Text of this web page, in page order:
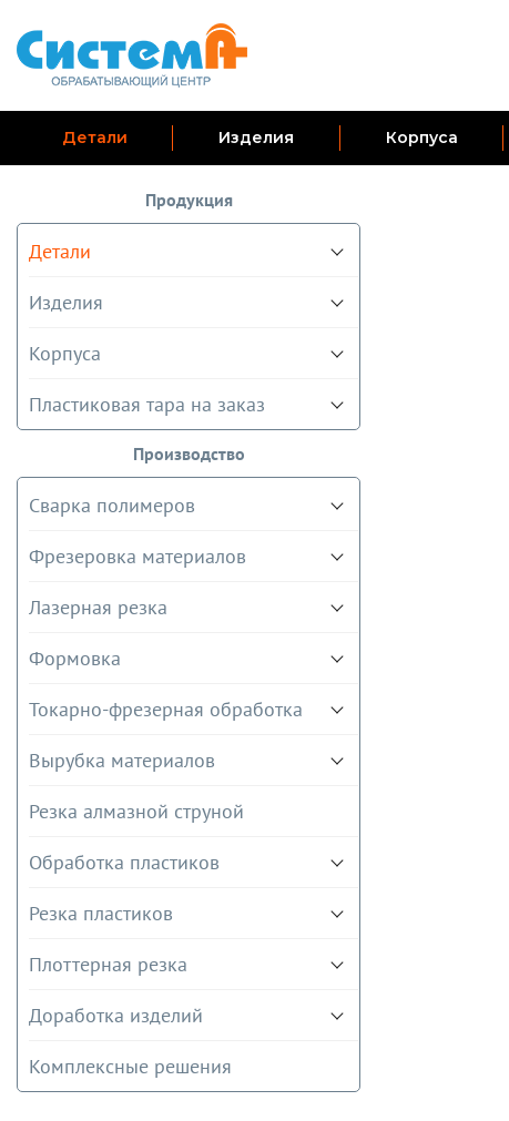
Детали Изделия Корпуса
Продукция
Детали
Изделия
Корпуса
Пластиковая тара на заказ
Производство
Сварка полимеров
Фрезеровка материалов
Лазерная резка
Формовка
Токарно-фрезерная обработка
Вырубка материалов
Резка алмазной струной
Обработка пластиков
Резка пластиков
Плоттерная резка
Доработка изделий
Комплексные решения